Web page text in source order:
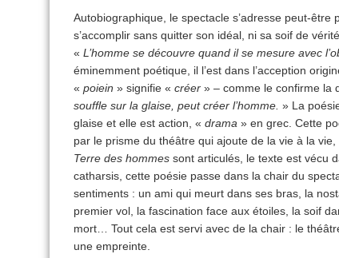
Autobiographique, le spectacle s’adresse peut-être
s’accomplir sans quitter son idéal, ni sa soif de
« L’homme se découvre quand il se mesure avec
éminemment poétique, il l’est dans l’acception
« poiein » signifie « créer » – comme le confirme la
souffle sur la glaise, peut créer l’homme. » La
glaise et elle est action, « drama » en grec. Cette
par le prisme du théâtre qui ajoute de la vie à la
Terre des hommes sont articulés, le texte est vécu
catharsis, cette poésie passe dans la chair du
sentiments : un ami qui meurt dans ses bras, la
premier vol, la fascination face aux étoiles, la soif
mort… Tout cela est servi avec de la chair : le
une empreinte.